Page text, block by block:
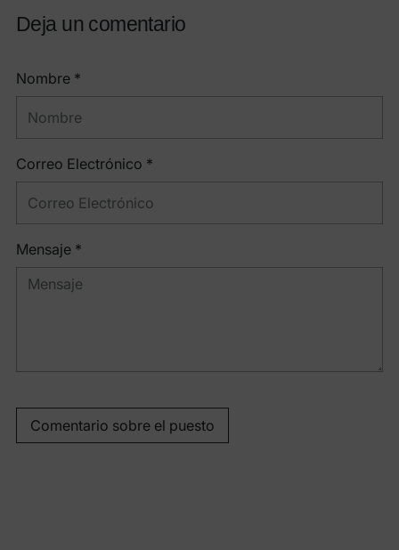
Deja un comentario
Nombre *
Correo Electrónico *
Mensaje *
Comentario sobre el puesto